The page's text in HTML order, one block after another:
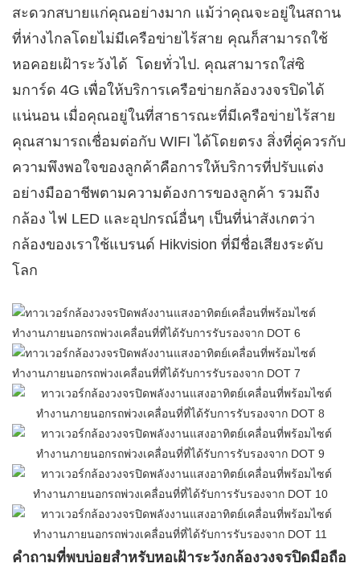
สะดวกสบายแก่คุณอย่างมาก แม้ว่าคุณจะอยู่ในสถาน
ที่ห่างไกลโดยไม่มีเครือข่ายไร้สาย คุณก็สามารถใช้
หอคอยเฝ้าระวังได้ โดยทั่วไป. คุณสามารถใส่ซิ
มการ์ด 4G เพื่อให้บริการเครือข่ายกล้องวงจรปิดได้
แน่นอน เมื่อคุณอยู่ในที่สาธารณะที่มีเครือข่ายไร้สาย
คุณสามารถเชื่อมต่อกับ WIFI ได้โดยตรง สิ่งที่คู่ควรกับ
ความพึงพอใจของลูกค้าคือการให้บริการที่ปรับแต่ง
อย่างมืออาชีพตามความต้องการของลูกค้า รวมถึง
กล้อง ไฟ LED และอุปกรณ์อื่นๆ เป็นที่น่าสังเกตว่า
กล้องของเราใช้แบรนด์ Hikvision ที่มีชื่อเสียงระดับ
โลก
คำถามที่พบบ่อยสำหรับหอเฝ้าระวังกล้องวงจรปิดมือถือ